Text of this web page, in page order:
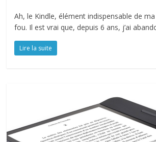
Ah, le Kindle, élément indispensable de
fou. Il est vrai que, depuis 6 ans, j’ai
Lire la suite